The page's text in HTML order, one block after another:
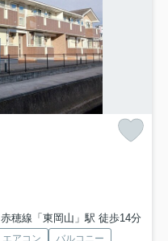
赤穂線「東岡山」駅 徒歩14分
エアコン
バルコニー